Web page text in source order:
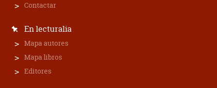
Contactar
En lecturalia
Mapa autores
Mapa libros
Editores